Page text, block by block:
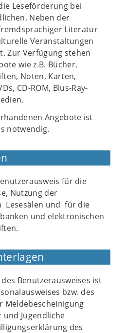
Leseförderung bei
Neben der
Literatur
Veranstaltungen
Zur Verfügung stehen
wie z.B. Bücher,
Noten, Karten,
CD-ROM, Blus-Ray-
Angebote ist
notwendig.
für die
Nutzung der
Lesesälen und für die
und elektronischen
Benutzerausweises ist
bzw. des
Meldebescheinigung
Jugendliche
des